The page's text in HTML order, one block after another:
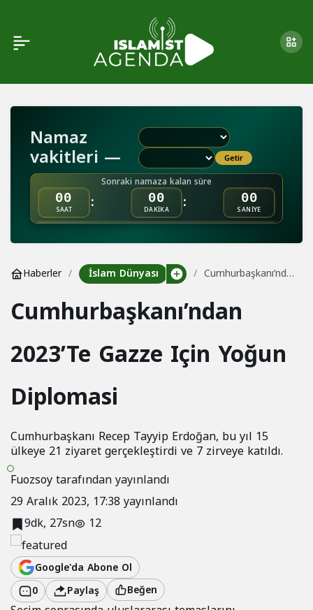
Namaz
vakitleri — Getir
Sonraki namaza kalan süre
00
SAAT : 00
DAKİKA : 00
SANİYE
Haberler İslam Dünyası
Cumhurbaşkanı’ndan
Yoğun Diplomasi
Cumhurbaşkanı’ndan
2023’Te Gazze Için Yoğun
Diplomasi
Cumhurbaşkanı Recep Tayyip Erdoğan, bu yıl 15
ülkeye 21 ziyaret gerçekleştirdi ve 7 zirveye katıldı.
Fuozsoytarafından yayınlandı
29 Aralık 2023, 17:38yayınlandı
9dk, 27sn
12
Google'da Abone Ol
0
Paylaş Beğen